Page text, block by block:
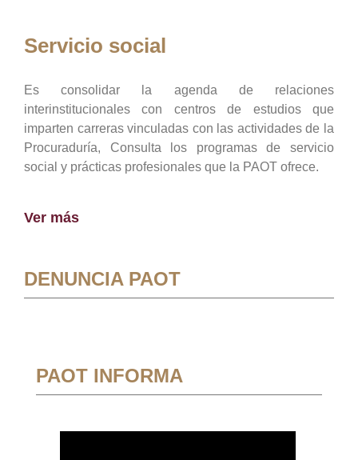
Servicio social
Es consolidar la agenda de relaciones
interinstitucionales con centros de estudios que
imparten carreras vinculadas con las actividades de la
Procuraduría, Consulta los programas de servicio
social y prácticas profesionales que la PAOT ofrece.
Ver más
DENUNCIA PAOT
PAOT INFORMA